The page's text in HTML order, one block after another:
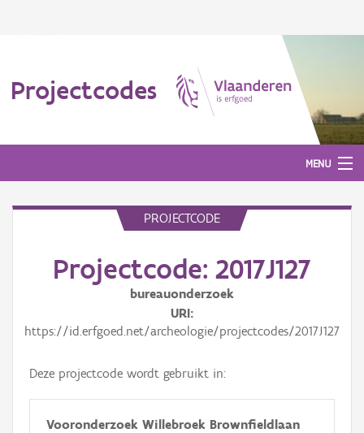
Projectcodes
MENU
PROJECTCODE
Projectcode: 2017J127
bureauonderzoek
URI
https://id.erfgoed.net/archeologie/projectcodes/2017J127
Deze projectcode wordt gebruikt in:
Vooronderzoek Willebroek Brownfieldlaan